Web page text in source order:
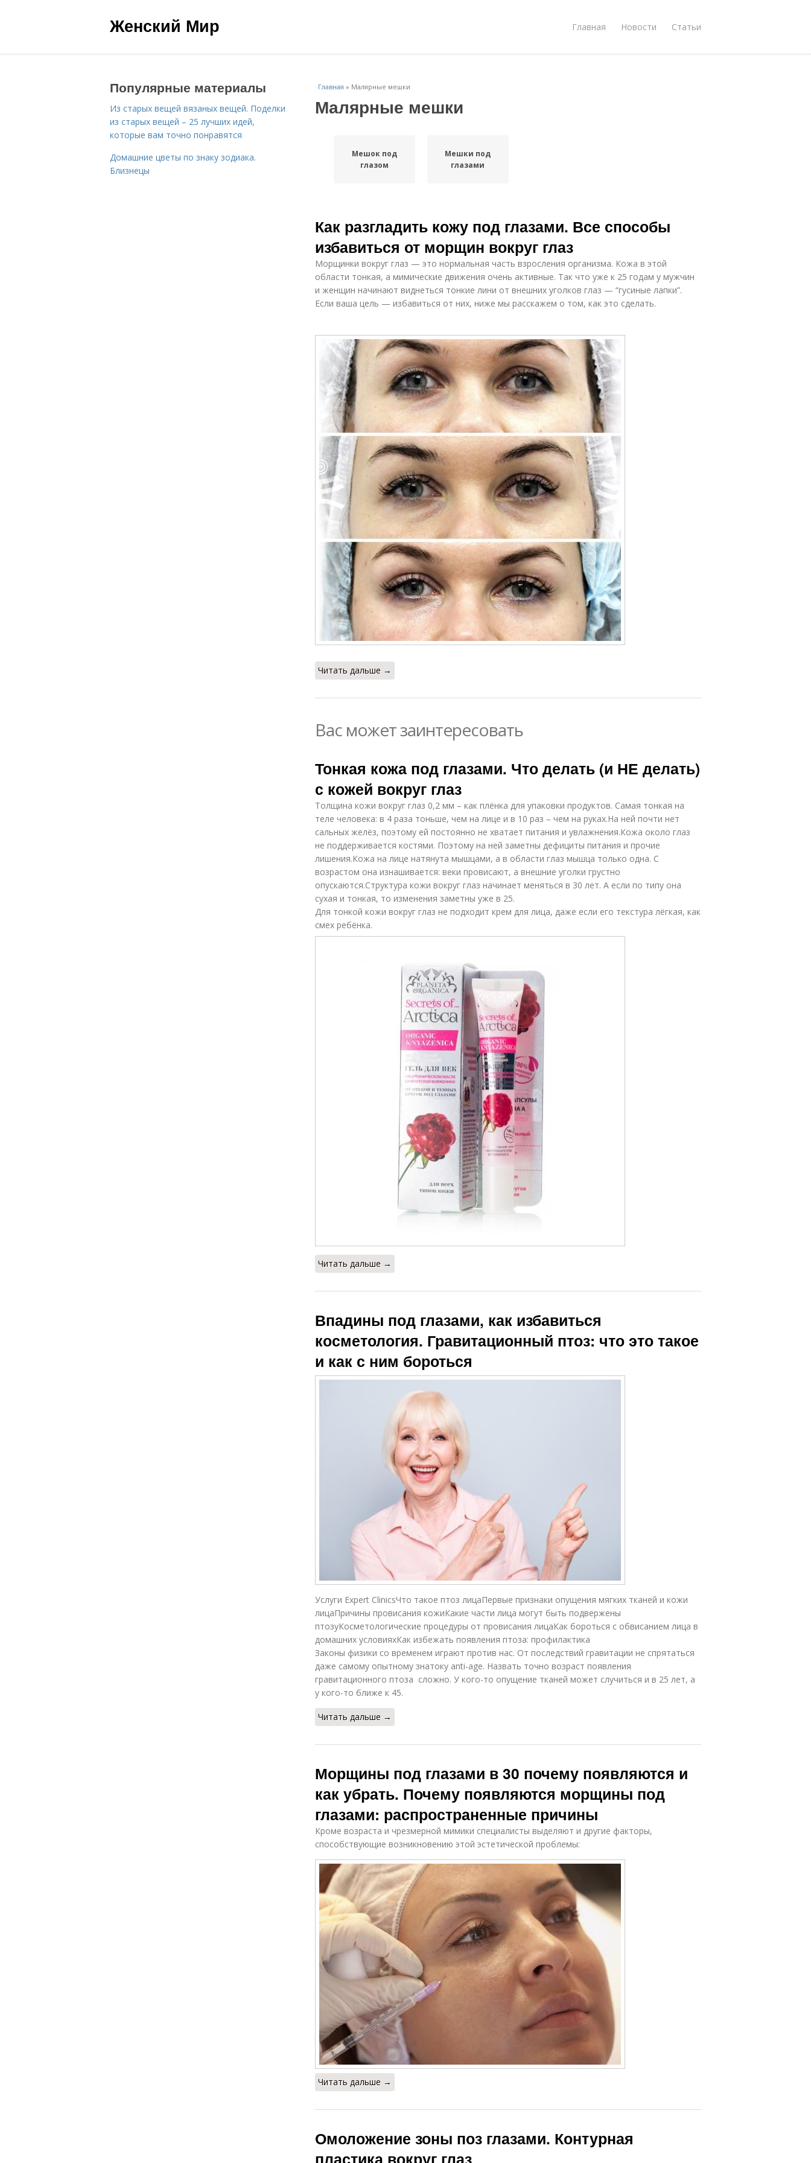
Женский Мир Главная Новости Статьи
Главная » Малярные мешки
Малярные мешки
Мешок под
глазом
Мешки под
глазами
Как разгладить кожу под глазами. Все способы
избавиться от морщин вокруг глаз
Морщинки вокруг глаз — это нормальная часть взросления организма. Кожа в этой
области тонкая, а мимические движения очень активные. Так что уже к 25 годам у мужчин
и женщин начинают виднеться тонкие лини от внешних уголков глаз — “гусиные лапки”.
Если ваша цель — избавиться от них, ниже мы расскажем о том, как это сделать.
Читать дальше →
Вас может заинтересовать
Тонкая кожа под глазами. Что делать (и НЕ делать)
с кожей вокруг глаз
Толщина кожи вокруг глаз 0,2 мм – как плёнка для упаковки продуктов. Самая тонкая на
теле человека: в 4 раза тоньше, чем на лице и в 10 раз – чем на руках.На ней почти нет
сальных желёз, поэтому ей постоянно не хватает питания и увлажнения.Кожа около глаз
не поддерживается костями. Поэтому на ней заметны дефициты питания и прочие
лишения.Кожа на лице натянута мышцами, а в области глаз мышца только одна. С
возрастом она изнашивается: веки провисают, а внешние уголки грустно
опускаются.Структура кожи вокруг глаз начинает меняться в 30 лет. А если по типу она
сухая и тонкая, то изменения заметны уже в 25.
Для тонкой кожи вокруг глаз не подходит крем для лица, даже если его текстура лёгкая, как
смех ребёнка.
Читать дальше →
Впадины под глазами, как избавиться
косметология. Гравитационный птоз: что это такое
и как с ним бороться
Услуги Expert ClinicsЧто такое птоз лицаПервые признаки опущения мягких тканей и кожи
лицаПричины провисания кожиКакие части лица могут быть подвержены
птозуКосметологические процедуры от провисания лицаКак бороться с обвисанием лица в
домашних условияхКак избежать появления птоза: профилактика
Законы физики со временем играют против нас. От последствий гравитации не спрятаться
даже самому опытному знатоку anti-age. Назвать точно возраст появления
гравитационного птоза сложно. У кого-то опущение тканей может случиться и в 25 лет, а
у кого-то ближе к 45.
Читать дальше →
Морщины под глазами в 30 почему появляются и
как убрать. Почему появляются морщины под
глазами: распространенные причины
Кроме возраста и чрезмерной мимики специалисты выделяют и другие факторы,
способствующие возникновению этой эстетической проблемы:
Читать дальше →
Омоложение зоны поз глазами. Контурная
Популярные материалы
Из старых вещей вязаных вещей. Поделки
из старых вещей – 25 лучших идей,
которые вам точно понравятся
Домашние цветы по знаку зодиака.
Близнецы